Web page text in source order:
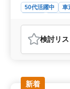
50代活躍中 車
おすすめポ
＜税理士補助
務所で、税理
書の作成や記帳
い業務に携わ
検討リス
新着